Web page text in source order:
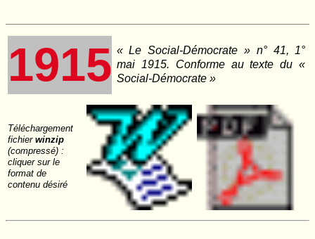
1915 « Le Social‑Démocrate » n° 41, 1°
mai 1915. Conforme au texte du «
Social‑Démocrate »
Téléchargement
fichier winzip
(compressé) :
cliquer sur le
format de
contenu désiré